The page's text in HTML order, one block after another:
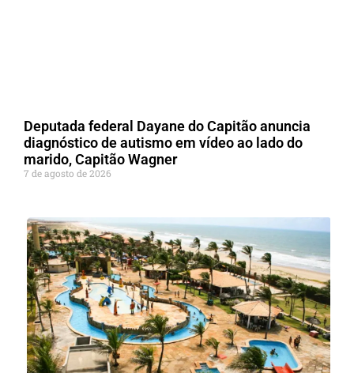
Deputada federal Dayane do Capitão anuncia
diagnóstico de autismo em vídeo ao lado do
marido, Capitão Wagner
7 de agosto de 2026